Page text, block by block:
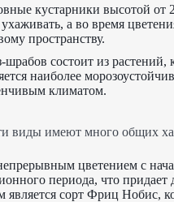
кустарники высотой
а во время
пространству.
шрабов состоит из
наиболее
климатом.
виды имеют много общих
цветением с
периода, что придает
сорт Фриц Нобис,